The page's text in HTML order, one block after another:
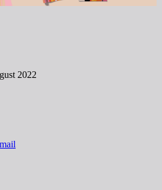
2022